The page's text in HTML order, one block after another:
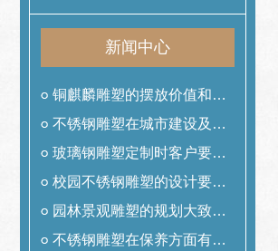
新闻中心
铜麒麟雕塑的摆放价值和作
用
不锈钢雕塑在城市建设及美
化中的作用
玻璃钢雕塑定制时客户要提
前准备什么工作
校园不锈钢雕塑的设计要遵
从哪些理念
园林景观雕塑的规划大致可
以分为哪几类
不锈钢雕塑在保养方面有哪